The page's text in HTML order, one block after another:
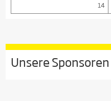
14
Unsere Sponsoren